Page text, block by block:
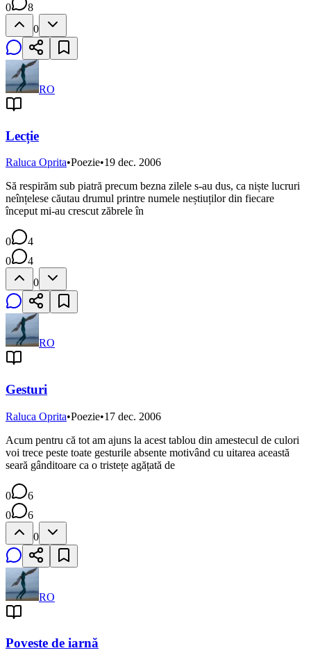
0
8
0
RO
Lecție
Raluca Oprita•Poezie•19 dec. 2006
Să respirăm sub piatră precum bezna zilele s-au dus, ca niște lucruri
neînțelese căutau drumul printre numele neștiuților din fiecare
început mi-au crescut zăbrele în
0
4
0
4
0
RO
Gesturi
Raluca Oprita•Poezie•17 dec. 2006
Acum pentru că tot am ajuns la acest tablou din amestecul de culori
voi trece peste toate gesturile absente motivând cu uitarea această
seară gânditoare ca o tristețe agățată de
0
6
0
6
0
RO
Poveste de iarnă